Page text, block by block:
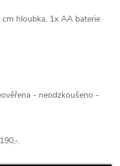
hloubka, 1x AA baterie
- neodzkoušeno -
.